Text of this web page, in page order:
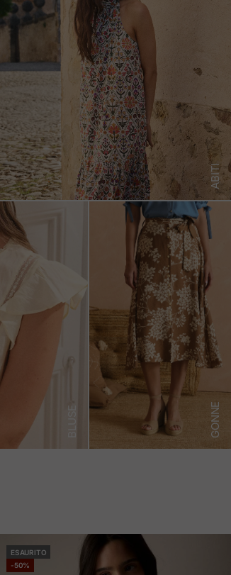
ABITI
GONNE
ESAURITO
-50%